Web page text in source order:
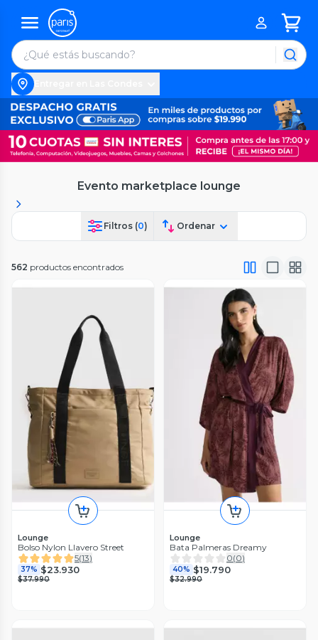
Evento marketplace lounge
Filtros (0) Ordenar
562 productos encontrados
Lounge
Bolso Nylon Llavero Street
5(13)
37% $23.930
$37.990
Lounge
Bata Palmeras Dreamy
0(0)
40% $19.790
$32.990